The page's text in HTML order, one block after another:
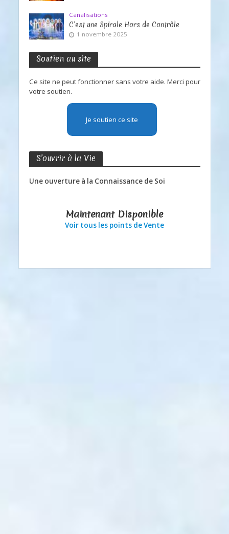
Canalisations
C’est une Spirale Hors de Contrôle
1 novembre 2025
Soutien au site
Ce site ne peut fonctionner sans votre aide. Merci pour
votre soutien.
Je soutien ce site
S’ouvrir à la Vie
Une ouverture à la Connaissance de Soi
Maintenant Disponible
Voir tous les points de Vente